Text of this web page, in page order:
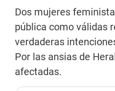
Dos mujeres
pública como válidas
verdaderas
Por las ansias de
afectadas.